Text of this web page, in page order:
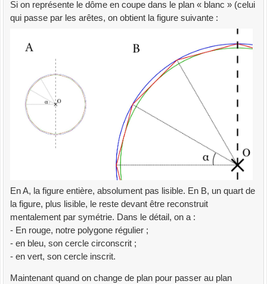
Si on représente le dôme en coupe dans le plan « blanc » (celui
qui passe par les arêtes, on obtient la figure suivante :
En A, la figure entière, absolument pas lisible. En B, un quart de
la figure, plus lisible, le reste devant être reconstruit
mentalement par symétrie. Dans le détail, on a :
- En rouge, notre polygone régulier ;
- en bleu, son cercle circonscrit ;
- en vert, son cercle inscrit.
Maintenant quand on change de plan pour passer au plan